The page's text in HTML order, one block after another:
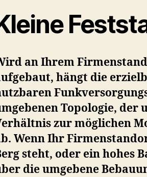
an Ihrem
hängt die
Topologie, der
zur möglichen
Wenn Ihr
steht, oder ein hohes
die umgebene